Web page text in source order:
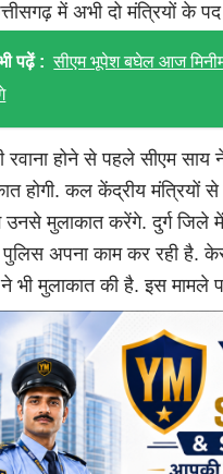
में अभी दो मंत्रियों के
पढ़ें : सीएम भूपेश बघेल आज
रवाना होने से पहले सीएम
होगी. कल केंद्रीय मंत्रियों
उनसे मुलाकात करेंगे. दुर्ग जिले में
पुलिस अपना काम कर रही
ने भी मुलाकात की है. इस मामले